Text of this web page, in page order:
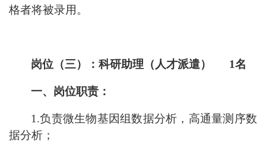
格者将被录用。
岗位（三）：科研助理（人才派遣） 1名
一、岗位职责：
1.负责微生物基因组数据分析，高通量测序数
据分析 ；